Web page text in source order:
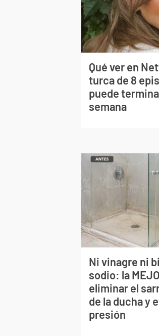
Qué ver en
turca de 8
puede
semana
Ni vinagre ni
sodio: la
eliminar el
de la ducha y
presión